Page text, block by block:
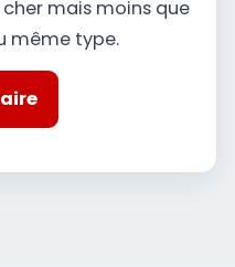
mais moins que
même type.